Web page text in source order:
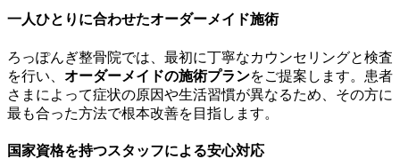
一人ひとりに合わせたオーダーメイド施術
ろっぽんぎ整骨院では、最初に丁寧なカウンセリングと検査
を行い、 オーダーメイドの施術プランをご提案します。患者
さまによって症状の原因や生活習慣が異なるため、その方に
最も合った方法で根本改善を目指します。
国家資格を持つスタッフによる安心対応